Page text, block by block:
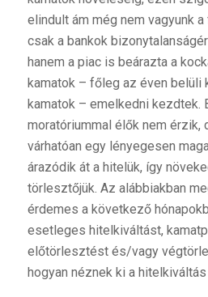
elindult ám még nem vagyunk
csak a bankok
hanem a piac is beárazta a
kamatok – főleg az éven belüli
kamatok – emelkedni kezdtek.
moratóriummal élők nem érzik,
várhatóan egy lényegesen
árazódik át a hitelük, így
törlesztőjük. Az alábbiakban
érdemes a következő
esetleges hitelkiváltást,
előtörlesztést és/vagy
hogyan néznek ki a